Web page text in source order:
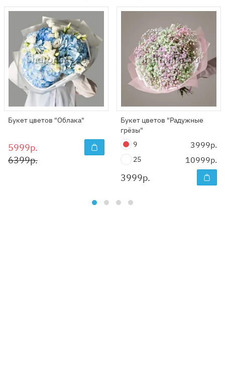
Букет цветов "Облака"
5999р.
6399р.
Букет цветов "Радужные
грёзы"
9
3999р.
25 10999р.
3999р.